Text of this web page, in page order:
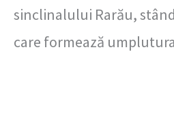
sinclinalului Rarău,
care formează